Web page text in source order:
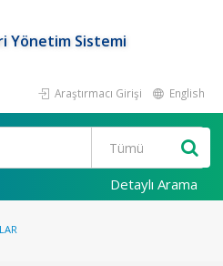
Yönetim Sistemi
Araştırmacı Girişi English
Detaylı Arama